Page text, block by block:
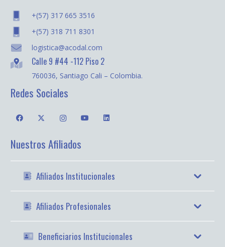
+(57) 317 665 3516
+(57) 318 711 8301
logistica@acodal.com
Calle 9 #44 -112 Piso 2
760036, Santiago Cali – Colombia.
Redes Sociales
Nuestros Afiliados
Afiliados Institucionales
Afiliados Profesionales
Beneficiarios Institucionales